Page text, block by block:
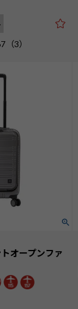
（3）
オープンファ